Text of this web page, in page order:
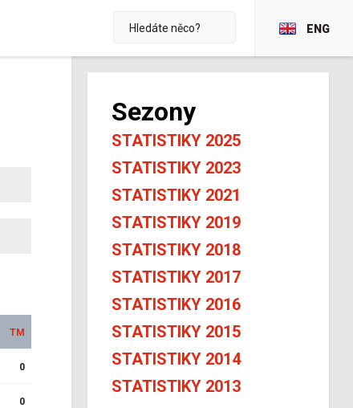
ENG
TM
0
0
Sezony
STATISTIKY 2025
STATISTIKY 2023
STATISTIKY 2021
STATISTIKY 2019
STATISTIKY 2018
STATISTIKY 2017
STATISTIKY 2016
STATISTIKY 2015
STATISTIKY 2014
STATISTIKY 2013